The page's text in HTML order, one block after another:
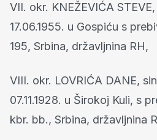
VII. okr. KNEŽEVIĆA
17.06.1955. u Gospiću s
195, Srbina, državljnina RH,
VIII. okr. LOVRIĆA DANE,
07.11.1928. u Širokoj Kuli, s
kbr. bb., Srbina, državljnina